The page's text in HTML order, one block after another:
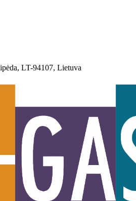
LT-94107, Lietuva